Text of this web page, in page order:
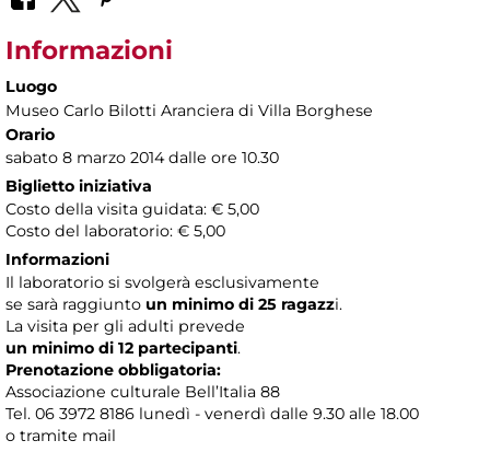
Informazioni
Luogo
Museo Carlo Bilotti Aranciera di Villa Borghese
Orario
sabato 8 marzo 2014 dalle ore 10.30
Biglietto iniziativa
Costo della visita guidata: € 5,00
Costo del laboratorio: € 5,00
Informazioni
Il laboratorio si svolgerà esclusivamente
se sarà raggiunto un minimo di 25 ragazzi.
La visita per gli adulti prevede
un minimo di 12 partecipanti.
Prenotazione obbligatoria:
Associazione culturale Bell’Italia 88
Tel. 06 3972 8186 lunedì - venerdì dalle 9.30 alle 18.00
o tramite mail